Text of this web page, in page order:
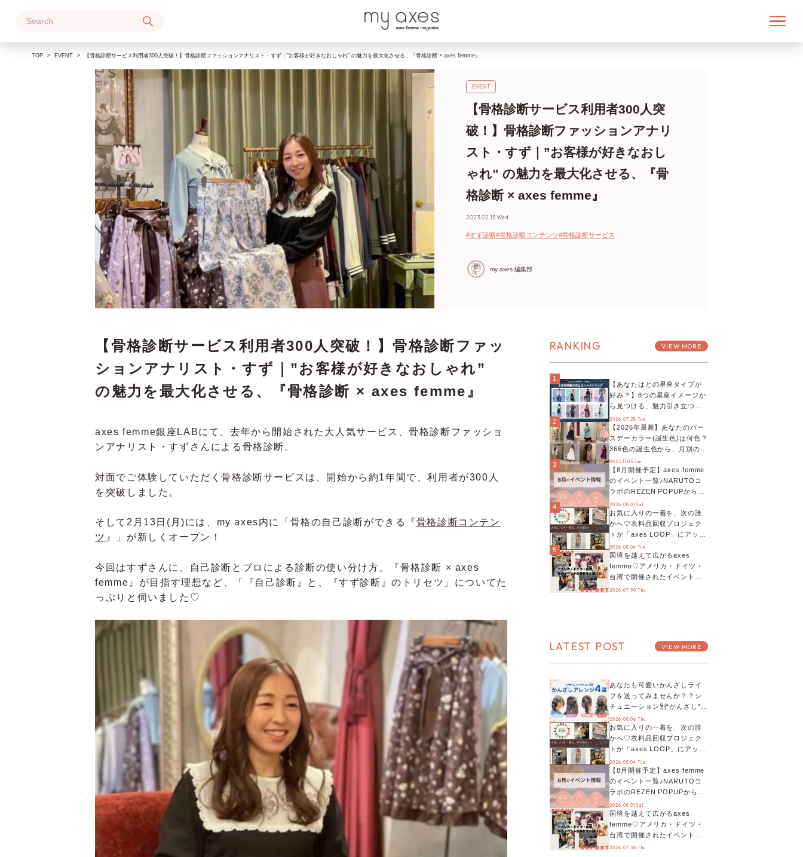
TOP EVENT ​​【骨格診断サービス利用者300人突破！】骨格診断ファッションアナリスト・すず｜”お客様が好きなおしゃれ” の魅力を最大化させる、『骨格診断 × axes femme』
EVENT
​​【骨格診断サービス利用者300人突
破！】骨格診断ファッションアナリ
スト・すず｜”お客様が好きなおし
ゃれ” の魅力を最大化させる、『骨
格診断 × axes femme』
2023.02.15 Wed.
#すず診断#骨格診断コンテンツ#骨格診断サービス
my axes 編集部
​​【骨格診断サービス利用者300人突破！】骨格診断ファッ
ションアナリスト・すず｜”お客様が好きなおしゃれ”
の魅力を最大化させる、『骨格診断 × axes femme』
axes femme銀座LABにて、去年から開始された大人気サービス、骨格診断ファッショ
ンアナリスト・すずさんによる骨格診断。
対面でご体験していただく骨格診断サービスは、開始から約1年間で、利用者が300人
を突破しました。
そして2月13日(月)には、my axes内に「骨格の自己診断ができる『骨格診断コンテン
ツ 』」が新しくオープン！
今回はすずさんに、自己診断とプロによる診断の使い分け方、『骨格診断 × axes
femme』が目指す理想など、「『自己診断』と、『すず診断』のトリセツ」についてた
っぷりと伺いました♡
RANKING VIEW MORE
1
【あなたはどの星座タイプが
好み？】8つの星座イメージか
ら見つける、魅力引き立つス
タイリング♡
2026.07.28 Tue
2
【2026年最新】あなたのバー
スデーカラー(誕生色)は何色？
366色の誕生色から、月別の誕
生色、バースデーカラーコー
デまでご紹介♡
2023.11.05 Sun
3
【8月開催予定】axes femme
のイベント一覧♪NARUTOコ
ラボのREZEN POPUPから、
プチYour Stage.、ティーパー
ティまで！8月の特別なイベン
トをチェック◎
2026.08.01 Sat
4
お気に入りの一着を、次の誰
かへ♡衣料品回収プロジェク
トが「axes LOOP」にアップ
デート！活用するとポイント
が手に入る◎
2026.08.04 Tue
5
国境を越えて広がるaxes
femme♡アメリカ・ドイツ・
台湾で開催されたイベントを
お届け！美沙子さんからのコ
2026.07.30 Thu
LATEST POST VIEW MORE
あなたも可愛いかんざしライ
フを送ってみませんか？？シ
チュエーション別“かんざし”の
オススメ【ショップスタッフ
編集部】
2026.08.06 Thu.
お気に入りの一着を、次の誰
かへ♡衣料品回収プロジェク
トが「axes LOOP」にアップ
デート！活用するとポイント
が手に入る◎
2026.08.04 Tue.
【8月開催予定】axes femme
のイベント一覧♪NARUTOコ
ラボのREZEN POPUPから、
プチYour Stage.、ティーパー
ティまで！8月の特別なイベン
トをチェック◎
2026.08.01 Sat.
国境を越えて広がるaxes
femme♡アメリカ・ドイツ・
台湾で開催されたイベントを
お届け！美沙子さんからのコ
2026.07.30 Thu.